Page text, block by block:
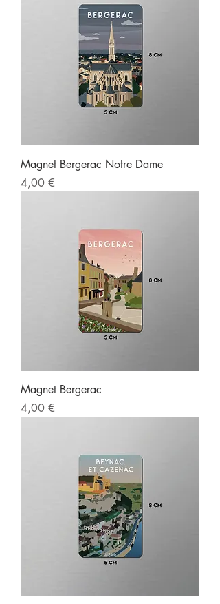
Magnet Bergerac Notre Dame
Prix
4,00 €
Magnet Bergerac
Prix
4,00 €